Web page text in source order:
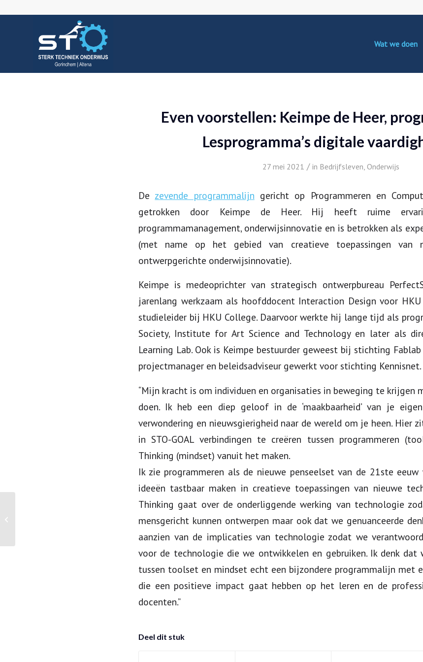
Wat we doen
Even voorstellen: Keimpe de Heer,
Lesprogramma’s digitale
27 mei 2021 / in Bedrijfsleven, Onderwijs
De zevende programmalijn gericht op Programmeren en
getrokken door Keimpe de Heer. Hij heeft ruime
programmamanagement, onderwijsinnovatie en is betrokken als
(met name op het gebied van creatieve toepassingen van
ontwerpgerichte onderwijsinnovatie).
Keimpe is medeoprichter van strategisch ontwerpbureau
jarenlang werkzaam als hoofddocent Interaction Design voor
studieleider bij HKU College. Daarvoor werkte hij lange tijd als
Society, Institute for Art Science and Technology en later als
Learning Lab. Ook is Keimpe bestuurder geweest bij stichting
projectmanager en beleidsadviseur gewerkt voor stichting Kennisnet.
“Mijn kracht is om individuen en organisaties in beweging te krijgen
doen. Ik heb een diep geloof in de ‘maakbaarheid’ van je
verwondering en nieuwsgierigheid naar de wereld om je heen. Hier
in STO-GOAL verbindingen te creëren tussen programmeren
Thinking (mindset) vanuit het maken.
Ik zie programmeren als de nieuwe penseelset van de 21ste
ideeën tastbaar maken in creatieve toepassingen van nieuwe
Thinking gaat over de onderliggende werking van technologie
mensgericht kunnen ontwerpen maar ook dat we genuanceerde
aanzien van de implicaties van technologie zodat we
voor de technologie die we ontwikkelen en gebruiken. Ik denk dat
tussen toolset en mindset echt een bijzondere programmalijn met
die een positieve impact gaat hebben op het leren en de
docenten.”
Deel dit stuk